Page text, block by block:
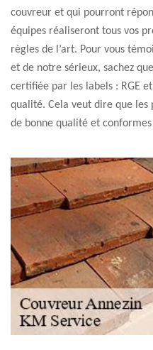
couvreur et qui pourront
équipes réaliseront tous vos
règles de l’art. Pour vous
et de notre sérieux, sachez
certifiée par les labels : RGE
qualité. Cela veut dire que les
de bonne qualité et